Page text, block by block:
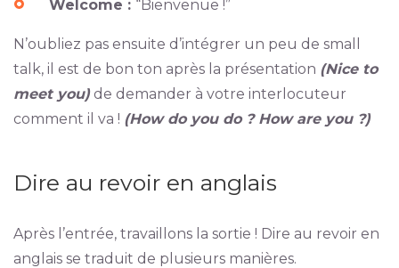
Welcome : “Bienvenue !”
N’oubliez pas ensuite d’intégrer un peu de small
talk, il est de bon ton après la présentation (Nice to
meet you)de demander à votre interlocuteur
comment il va ! (How do you do ? How are you ?)
Dire au revoir en anglais
Après l’entrée, travaillons la sortie ! Dire au revoir en
anglais se traduit de plusieurs manières.